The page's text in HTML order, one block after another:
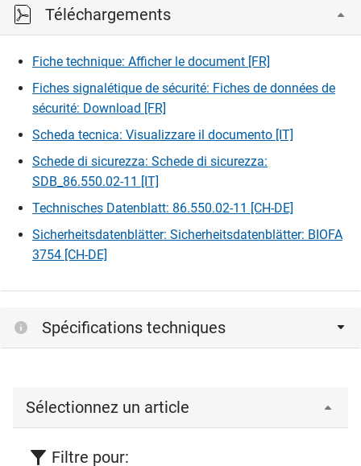
Téléchargements
Fiche technique: Afficher le document [FR]
Fiches signalétique de sécurité: Fiches de données de
sécurité: Download [FR]
Scheda tecnica: Visualizzare il documento [IT]
Schede di sicurezza: Schede di sicurezza:
SDB_86.550.02-11 [IT]
Technisches Datenblatt: 86.550.02-11 [CH-DE]
Sicherheitsdatenblätter: Sicherheitsdatenblätter: BIOFA
3754 [CH-DE]
Spécifications techniques
Sélectionnez un article
Filtre pour: